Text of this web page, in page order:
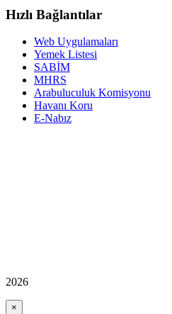
Hızlı Bağlantılar
Web Uygulamaları
Yemek Listesi
SABİM
MHRS
Arabuluculuk Komisyonu
Havanı Koru
E-Nabız
2026
×